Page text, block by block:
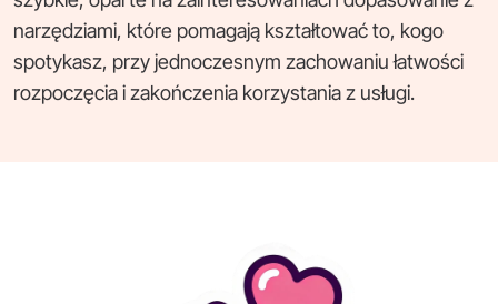
narzędziami, które pomagają kształtować to, kogo
spotykasz, przy jednoczesnym zachowaniu łatwości
rozpoczęcia i zakończenia korzystania z usługi.